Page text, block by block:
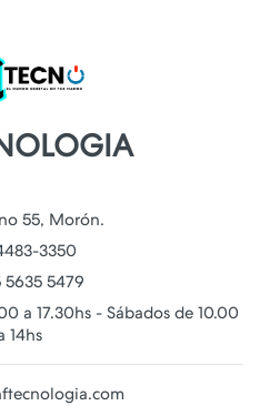
55, Morón.
3350
5635 5479
a 17.30hs - Sábados de 10.00
14hs